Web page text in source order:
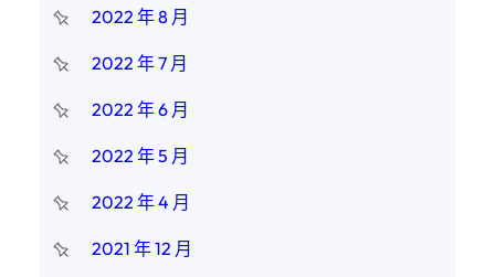
2022 年 8 月
2022 年 7 月
2022 年 6 月
2022 年 5 月
2022 年 4 月
2021 年 12 月